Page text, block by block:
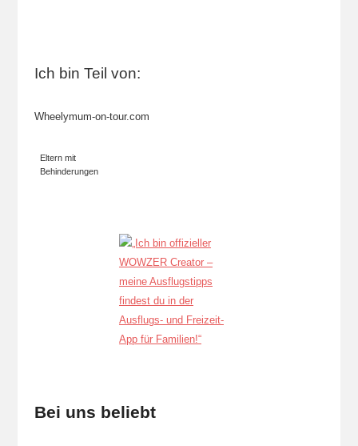
Ich bin Teil von:
Wheelymum-on-tour.com
Eltern mit
Behinderungen
Bei uns beliebt